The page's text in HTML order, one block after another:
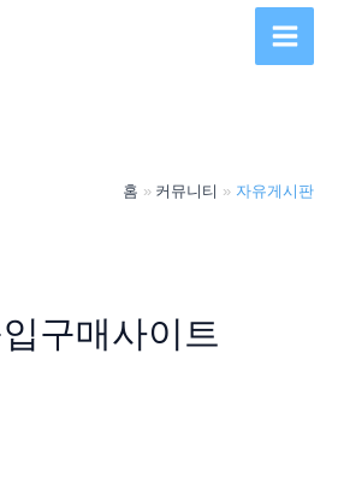
Main
홈 커뮤니티 자유게시판
구매사이트